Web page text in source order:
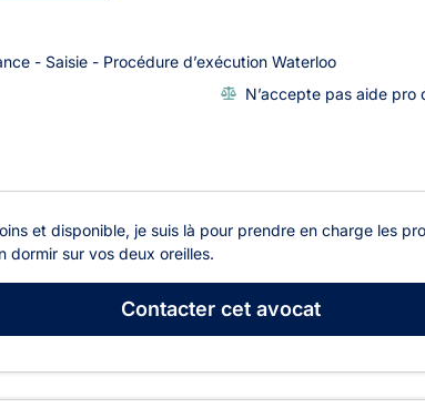
- Saisie - Procédure d’exécution Waterloo
N’accepte pas aide pro
et disponible, je suis là pour prendre en charge les
dormir sur vos deux oreilles.
Contactercet avocat